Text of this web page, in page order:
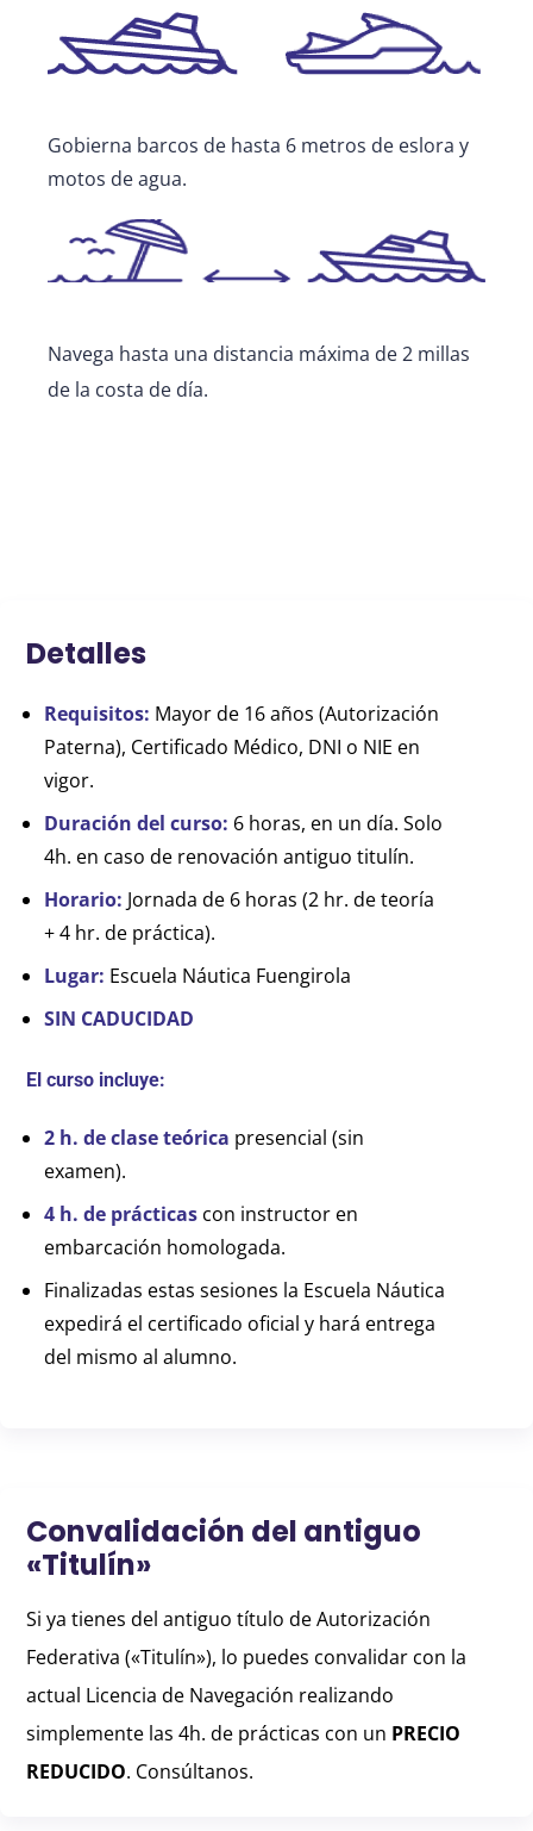
Gobierna barcos de hasta 6 metros de eslora y
motos de agua.
Navega hasta una distancia máxima de 2 millas
de la costa de día.
Detalles
Requisitos: Mayor de 16 años (Autorización
Paterna), Certificado Médico, DNI o NIE en
vigor.
Duración del curso: 6 horas, en un día. Solo
4h. en caso de renovación antiguo titulín.
Horario: Jornada de 6 horas (2 hr. de teoría
+ 4 hr. de práctica).
Lugar: Escuela Náutica Fuengirola
SIN CADUCIDAD
El curso incluye:
2 h. de clase teórica presencial (sin
examen).
4 h. de prácticas con instructor en
embarcación homologada.
Finalizadas estas sesiones la Escuela Náutica
expedirá el certificado oficial y hará entrega
del mismo al alumno.
Convalidación del antiguo
«Titulín»
Si ya tienes del antiguo título de Autorización
Federativa («Titulín»), lo puedes convalidar con la
actual Licencia de Navegación realizando
simplemente las 4h. de prácticas con un PRECIO
REDUCIDO. Consúltanos.